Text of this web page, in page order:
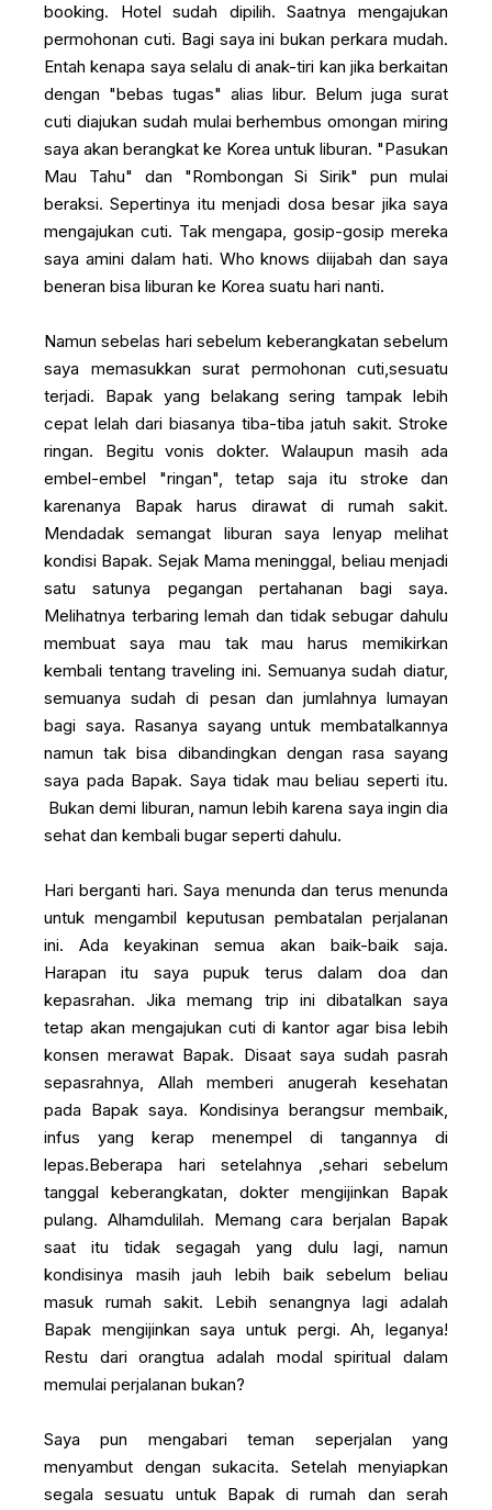
booking. Hotel sudah dipilih. Saatnya mengajukan
permohonan cuti. Bagi saya ini bukan perkara mudah.
Entah kenapa saya selalu di anak-tiri kan jika berkaitan
dengan "bebas tugas" alias libur. Belum juga surat
cuti diajukan sudah mulai berhembus omongan miring
saya akan berangkat ke Korea untuk liburan. "Pasukan
Mau Tahu" dan "Rombongan Si Sirik" pun mulai
beraksi. Sepertinya itu menjadi dosa besar jika saya
mengajukan cuti. Tak mengapa, gosip-gosip mereka
saya amini dalam hati. Who knows diijabah dan saya
beneran bisa liburan ke Korea suatu hari nanti.
Namun sebelas hari sebelum keberangkatan sebelum
saya memasukkan surat permohonan cuti,sesuatu
terjadi. Bapak yang belakang sering tampak lebih
cepat lelah dari biasanya tiba-tiba jatuh sakit. Stroke
ringan. Begitu vonis dokter. Walaupun masih ada
embel-embel "ringan", tetap saja itu stroke dan
karenanya Bapak harus dirawat di rumah sakit.
Mendadak semangat liburan saya lenyap melihat
kondisi Bapak. Sejak Mama meninggal, beliau menjadi
satu satunya pegangan pertahanan bagi saya.
Melihatnya terbaring lemah dan tidak sebugar dahulu
membuat saya mau tak mau harus memikirkan
kembali tentang traveling ini. Semuanya sudah diatur,
semuanya sudah di pesan dan jumlahnya lumayan
bagi saya. Rasanya sayang untuk membatalkannya
namun tak bisa dibandingkan dengan rasa sayang
saya pada Bapak. Saya tidak mau beliau seperti itu.
Bukan demi liburan, namun lebih karena saya ingin dia
sehat dan kembali bugar seperti dahulu.
Hari berganti hari. Saya menunda dan terus menunda
untuk mengambil keputusan pembatalan perjalanan
ini. Ada keyakinan semua akan baik-baik saja.
Harapan itu saya pupuk terus dalam doa dan
kepasrahan. Jika memang trip ini dibatalkan saya
tetap akan mengajukan cuti di kantor agar bisa lebih
konsen merawat Bapak. Disaat saya sudah pasrah
sepasrahnya, Allah memberi anugerah kesehatan
pada Bapak saya. Kondisinya berangsur membaik,
infus yang kerap menempel di tangannya di
lepas.Beberapa hari setelahnya ,sehari sebelum
tanggal keberangkatan, dokter mengijinkan Bapak
pulang. Alhamdulilah. Memang cara berjalan Bapak
saat itu tidak segagah yang dulu lagi, namun
kondisinya masih jauh lebih baik sebelum beliau
masuk rumah sakit. Lebih senangnya lagi adalah
Bapak mengijinkan saya untuk pergi. Ah, leganya!
Restu dari orangtua adalah modal spiritual dalam
memulai perjalanan bukan?
Saya pun mengabari teman seperjalan yang
menyambut dengan sukacita. Setelah menyiapkan
segala sesuatu untuk Bapak di rumah dan serah